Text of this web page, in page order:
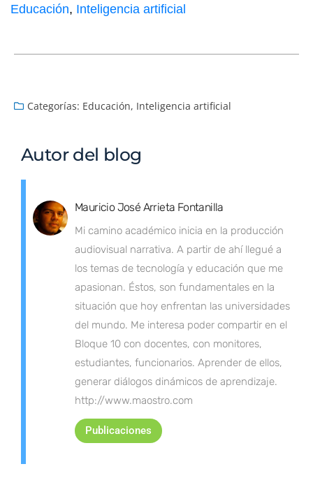
Educación, Inteligencia artificial
Categorías: Educación, Inteligencia artificial
Autor del blog
Mauricio José Arrieta Fontanilla
Mi camino académico inicia en la producción
audiovisual narrativa. A partir de ahí llegué a
los temas de tecnología y educación que me
apasionan. Éstos, son fundamentales en la
situación que hoy enfrentan las universidades
del mundo. Me interesa poder compartir en el
Bloque 10 con docentes, con monitores,
estudiantes, funcionarios. Aprender de ellos,
generar diálogos dinámicos de aprendizaje.
http://www.maostro.com
Publicaciones